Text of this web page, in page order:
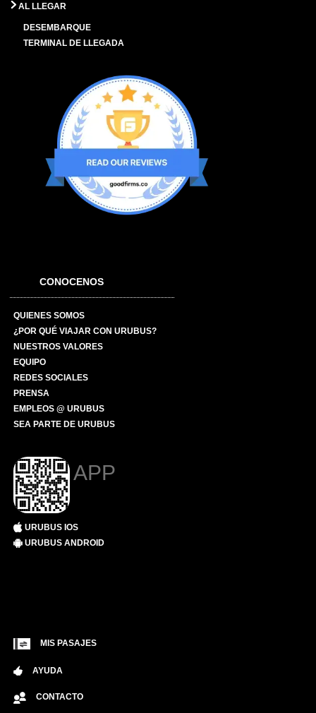
AL LLEGAR
DESEMBARQUE
TERMINAL DE LLEGADA
CONOCENOS
QUIENES SOMOS
¿POR QUÉ VIAJAR CON URUBUS?
NUESTROS VALORES
EQUIPO
REDES SOCIALES
PRENSA
EMPLEOS @ URUBUS
SEA PARTE DE URUBUS
APP
URUBUS IOS
URUBUS ANDROID
MIS PASAJES
AYUDA
CONTACTO